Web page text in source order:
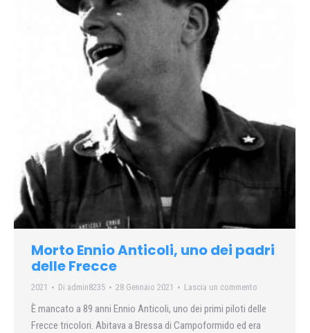
Morto Ennio Anticoli, uno dei padri
delle Frecce
2021 Di admin8235 28 Gennaio 2021 Lascia un commento
È mancato a 89 anni Ennio Anticoli, uno dei primi piloti delle
Frecce tricolori. Abitava a Bressa di Campoformido ed era